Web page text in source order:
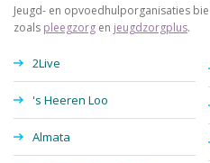
Jeugd- en opvoedhulporganisaties
zoals pleegzorg en jeugdzorgplus.
2Live
's Heeren Loo
Almata